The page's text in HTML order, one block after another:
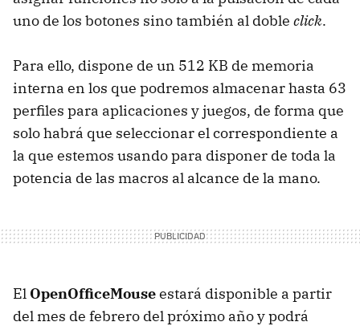
uno de los botones sino también al doble click.
Para ello, dispone de un 512 KB de memoria
interna en los que podremos almacenar hasta 63
perfiles para aplicaciones y juegos, de forma que
solo habrá que seleccionar el correspondiente a
la que estemos usando para disponer de toda la
potencia de las macros al alcance de la mano.
El OpenOfficeMouseestará disponible a partir
del mes de febrero del próximo año y podrá